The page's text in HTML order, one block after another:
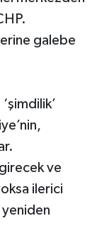
galebe
ve
ilerici
yeniden